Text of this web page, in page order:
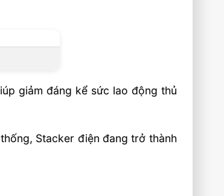
giảm đáng kể sức lao động thủ
Stacker điện đang trở thành